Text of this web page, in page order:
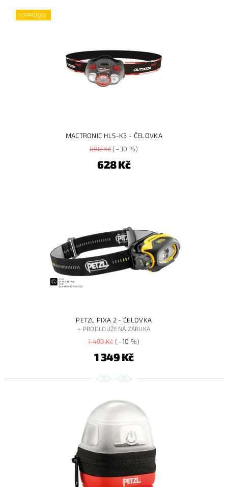
VÝPRODEJ
MACTRONIC HLS-K3 - ČELOVKA
898 Kč(–30 %)
628 Kč
PETZL PIXA 2 - ČELOVKA
+ PRODLOUŽENÁ ZÁRUKA
1 499 Kč(–10 %)
1 349 Kč